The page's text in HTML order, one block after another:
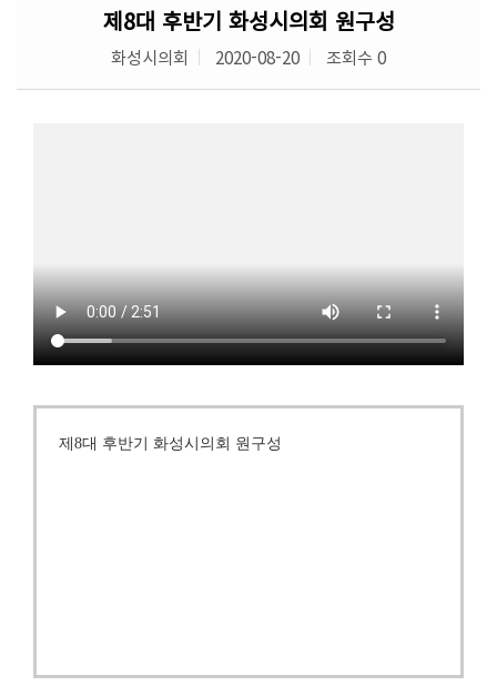
식
제8대 후반기 화성시의회 원구성
화성시의회 2020-08-20 조회수 0
제8대 후반기 화성시의회 원구성